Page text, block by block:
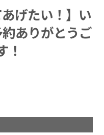
あげたい！】い
ありがとうご
！